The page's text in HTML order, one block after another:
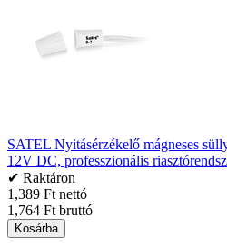
SATEL Nyitásérzékelő mágneses
12V DC, professzionális
✔ Raktáron
1,389 Ft nettó
1,764 Ft bruttó
Kosárba